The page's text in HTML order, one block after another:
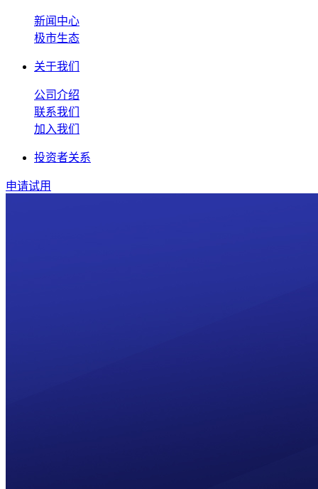
新闻中心
极市生态
关于我们
公司介绍
联系我们
加入我们
投资者关系
申请试用